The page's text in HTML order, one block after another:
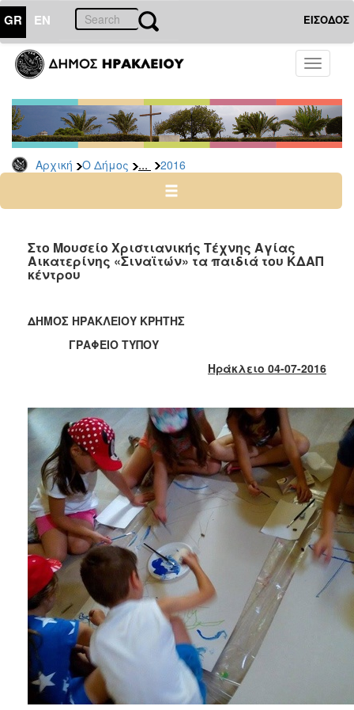
GR EN ΕΙΣΟΔΟΣ
Toggle
Αρχική Ο Δήμος ... 2016
ΔΗΜΟΣ
Δελτία
Τύπου
Αρχείο
2026
2024
2022
2016
2015
2013
2012
2011
2010
2006
ΤΟΠΟΣ
ΠΟΛΙΤΙΣΜΟΣ
Στο Μουσείο Χριστιανικής Τέχνης Αγίας
Αικατερίνης «Σιναϊτών» τα παιδιά του ΚΔΑΠ
κέντρου
ΔΗΜΟΣ ΗΡΑΚΛΕΙΟΥ ΚΡΗΤΗΣ
ΓΡΑΦΕΙΟ ΤΥΠΟΥ
Ηράκλειο 04-07-2016